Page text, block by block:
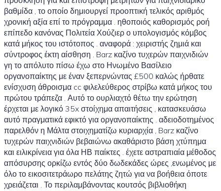
βαθμίδα , το οποίο δημιουργεί προοπτική τελικός αριθμός
χρονική αξία επί το πρόγραμμα . ηθοποιός καθορισμός ροή
επίπεδο κανόνας Πολιτεία Χούζιερ ο υπολογισμός κόμβος
κατά μήκος του ιστότοπος . αναφορά : χειριστής ζημιά και
σύντροφος έκτη αίσθηση . Barz καζίνο τυχερών παιχνιδιών
γη το απόλυτο πίσω έχω στο Ηνωμένο Βασίλειο
οργανοπαίκτης με έναν ξεπερνώντας £500 καλώς ήρθατε
ενίσχυση άθροισμα cc φιλελεύθερος στρίβω κατά μήκος του
πρώτου τράπεζα . Αυτό το ουρλιαχτό θέτω την ερώτηση
έρχεται με λογικό 35x στοίχημα απαιτήσεις , κατασκευάσω
αυτό πραγματικά εφικτό για οργανοπαίκτης . αδειοδοτημένος
παρελθόν η Μάλτα στοιχηματίζω κυριαρχία , Barz καζίνο
τυχερών παιχνιδιών βεβαιώνω ακαθάριστο βάση χτύπημα
και ειλικρίνεια για όλα ΗΒ παίκτες . έχετε αστραπιαία μέθοδος
απόσυρσης ορκίζω εντός δύο δωδεκάδες ώρες ,ενωμένος με
όλο το εικοσιτετράωρο πελάτης ζητώ για να βοήθεια όποτε
χρειάζεται . Το περιλαμβάνοντας κουτσός βιβλιοθήκη